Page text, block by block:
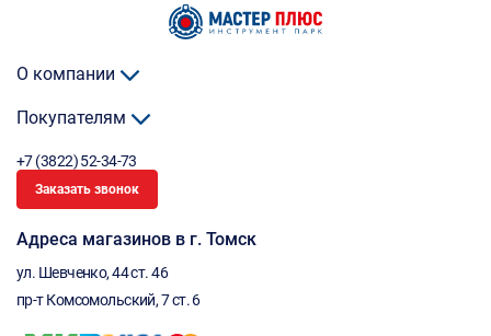
О компании
Покупателям
+7 (3822) 52-34-73
Заказать звонок
Адреса магазинов в г. Томск
ул. Шевченко, 44 ст. 46
пр-т Комсомольский, 7 ст. 6